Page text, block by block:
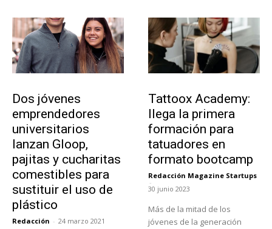
Dos jóvenes
emprendedores
universitarios
lanzan Gloop,
pajitas y cucharitas
comestibles para
sustituir el uso de
plástico
Redacción - 24 marzo 2021
Tattoox Academy:
llega la primera
formación para
tatuadores en
formato bootcamp
Redacción Magazine Startups
-
30 junio 2023
Más de la mitad de los
jóvenes de la generación